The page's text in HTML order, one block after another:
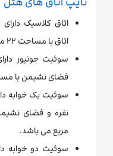
اتاق کلاسیک
اتاق با مساحت ۲۲ متر مربع می باشد.
سوئیت جونیور
فضای نشیمن با مساحت ۳۶ متر مربع
سوئیت یک خوابه
مربع می باشد.